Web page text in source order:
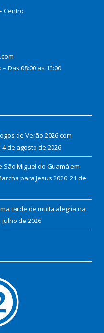
Centro
Das 08:00 as 13:00
de Verão 2026 com
4 de agosto de 2026
Miguel do Guamá em
para Jesus 2026. 21 de
tarde de muita alegria na
julho de 2026